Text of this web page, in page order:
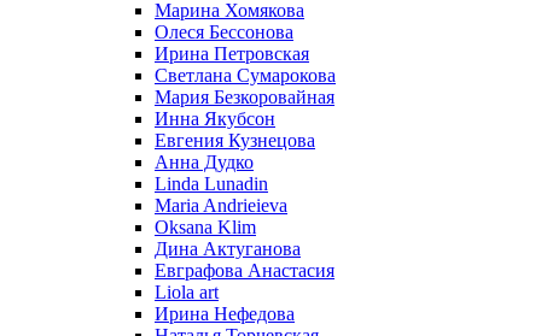
Марина Хомякова
Олеся Бессонова
Ирина Петровская
Светлана Сумарокова
Мария Безкоровайная
Инна Якубсон
Евгения Кузнецова
Анна Дудко
Linda Lunadin
Maria Andrieieva
Oksana Klim
Дина Актуганова
Евграфова Анастасия
Liola art
Ирина Нефедова